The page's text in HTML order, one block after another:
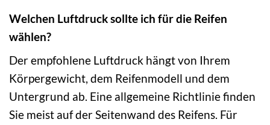
Welchen Luftdruck sollte ich für die Reifen
wählen?
Der empfohlene Luftdruck hängt von Ihrem
Körpergewicht, dem Reifenmodell und dem
Untergrund ab. Eine allgemeine Richtlinie finden
Sie meist auf der Seitenwand des Reifens. Für